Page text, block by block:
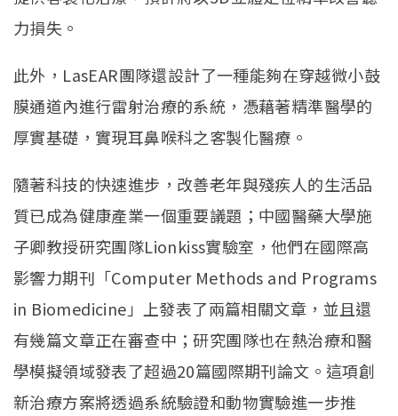
力損失。
此外，LasEAR團隊還設計了一種能夠在穿越微小鼓
膜通道內進行雷射治療的系統，憑藉著精準醫學的
厚實基礎，實現耳鼻喉科之客製化醫療。
隨著科技的快速進步，改善老年與殘疾人的生活品
質已成為健康產業一個重要議題；中國醫藥大學施
子卿教授研究團隊Lionkiss實驗室，他們在國際高
影響力期刊「Computer Methods and Programs
in Biomedicine」上發表了兩篇相關文章，並且還
有幾篇文章正在審查中；研究團隊也在熱治療和醫
學模擬領域發表了超過20篇國際期刊論文。這項創
新治療方案將透過系統驗證和動物實驗進一步推